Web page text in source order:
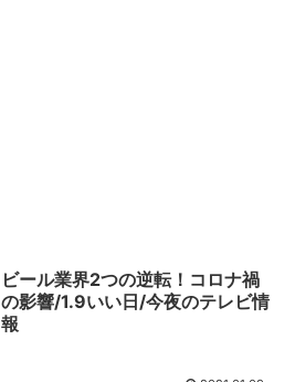
ビール業界2つの逆転！コロナ禍
の影響/1.9いい日/今夜のテレビ情
報